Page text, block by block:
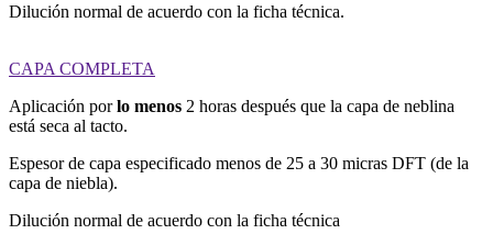
Dilución normal de acuerdo con la ficha técnica.
CAPA COMPLETA
Aplicación porlo menos 2 horas después que la capa de neblina
está seca al tacto.
Espesor de capa especificado menos de 25 a 30 micras DFT (de la
capa de niebla).
Dilución normal de acuerdo con la ficha técnica